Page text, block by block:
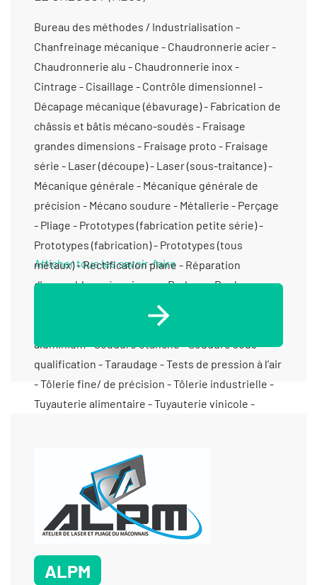
Bureau des méthodes / Industrialisation - Chanfreinage mécanique - Chaudronnerie acier - Chaudronnerie alu - Chaudronnerie inox - Cintrage - Cisaillage - Contrôle dimensionnel - Décapage mécanique (ébavurage) - Fabrication de châssis et bâtis mécano-soudés - Fraisage grandes dimensions - Fraisage proto - Fraisage série - Laser (découpe) - Laser (sous-traitance) - Mécanique générale - Mécanique générale de précision - Mécano soudure - Métallerie - Perçage - Pliage - Prototypes (fabrication petite série) - Prototypes (fabrication) - Prototypes (tous métaux) - Rectification plane - Réparation d'ensembles mécaniques - Rodage - Roulage - Serrurerie industrielle - Soudage haute fréquence - Soudure / Brasure traditionnelle - Soudure aluminium - Soudure étanche - Soudure sous qualification - Taraudage - Tests de pression à l’air - Tôlerie fine/ de précision - Tôlerie industrielle - Tuyauterie alimentaire - Tuyauterie vinicole -
Afficher tous les savoir-faire
ALPM